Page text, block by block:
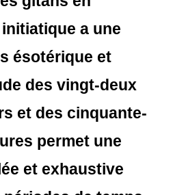
a une
ésotérique et
des vingt-deux
et des cinquante-
permet une
et exhaustive